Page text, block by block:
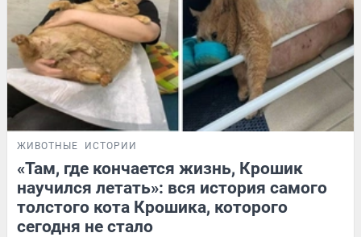
ЖИВОТНЫЕ ИСТОРИИ
«Там, где кончается жизнь, Крошик
научился летать»: вся история самого
толстого кота Крошика, которого
сегодня не стало